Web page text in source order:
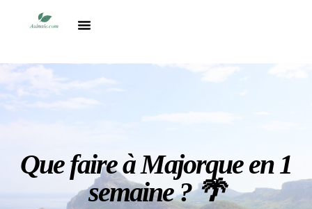
Que faire à Majorque en 1
semaine ? 🌴